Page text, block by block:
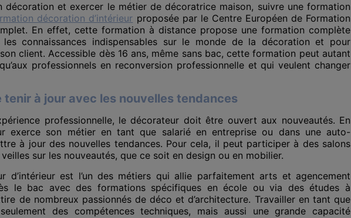
décoration et exercer le métier de décoratrice maison, suivre une formation
décoration d’intérieur proposée par le Centre Européen de Formation
En effet, cette formation à distance propose une formation complète
connaissances indispensables sur le monde de la décoration et pour
client. Accessible dès 16 ans, même sans bac, cette formation peut autant
professionnels en reconversion professionnelle et qui veulent changer
tenir à jour avec les nouvelles tendances
professionnelle, le décorateur doit être ouvert aux nouveautés. En
exerce son métier en tant que salarié en entreprise ou dans une auto-
à jour des nouvelles tendances. Pour cela, il peut participer à des salons
sur les nouveautés, que ce soit en design ou en mobilier.
d’intérieur est l’un des métiers qui allie parfaitement arts et agencement
le bac avec des formations spécifiques en école ou via des études à
de nombreux passionnés de déco et d’architecture. Travailler en tant que
des compétences techniques, mais aussi une grande capacité